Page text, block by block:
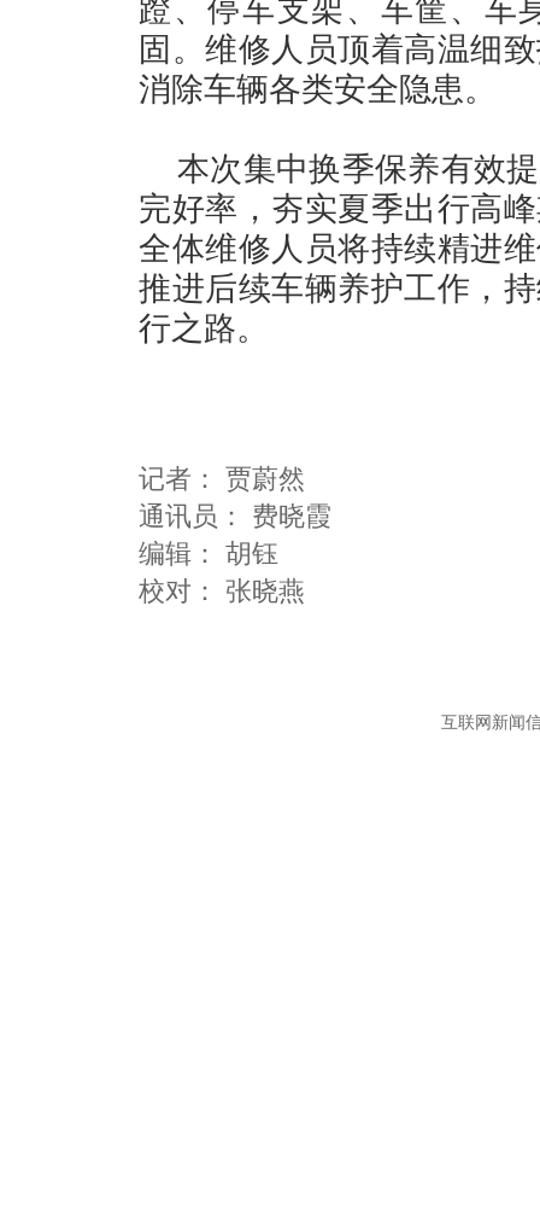
蹬、停车支架、车筐、车
固。维修人员顶着高温细
消除车辆各类安全隐患。
本次集中换季保养有效
完好率，夯实夏季出行高
全体维修人员将持续精进
推进后续车辆养护工作，
行之路。
记者： 贾蔚然
通讯员： 费晓霞
编辑： 胡钰
互联网新闻